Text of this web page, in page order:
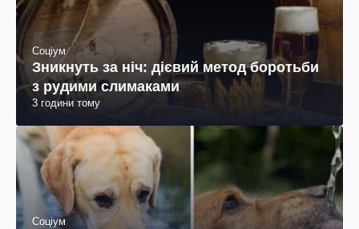
Соціум
Зникнуть за ніч: дієвий метод боротьби
з рудими слимаками
3 години тому
Соціум